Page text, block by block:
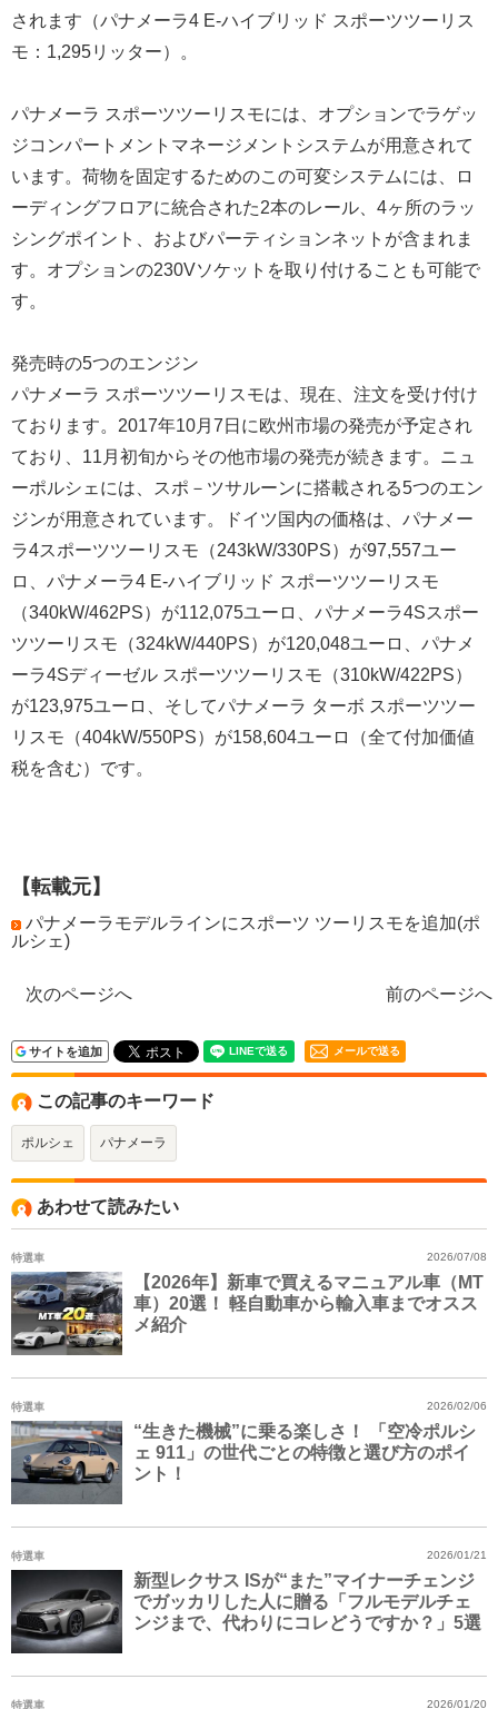
されます（パナメーラ4 E-ハイブリッド スポーツツーリス
モ：1,295リッター）。
パナメーラ スポーツツーリスモには、オプションでラゲッ
ジコンパートメントマネージメントシステムが用意されて
います。荷物を固定するためのこの可変システムには、ロ
ーディングフロアに統合された2本のレール、4ヶ所のラッ
シングポイント、およびパーティションネットが含まれま
す。オプションの230Vソケットを取り付けることも可能で
す。
発売時の5つのエンジン
パナメーラ スポーツツーリスモは、現在、注文を受け付け
ております。2017年10月7日に欧州市場の発売が予定され
ており、11月初旬からその他市場の発売が続きます。ニュ
ーポルシェには、スポ－ツサルーンに搭載される5つのエン
ジンが用意されています。ドイツ国内の価格は、パナメー
ラ4スポーツツーリスモ（243kW/330PS）が97,557ユー
ロ、パナメーラ4 E-ハイブリッド スポーツツーリスモ
（340kW/462PS）が112,075ユーロ、パナメーラ4Sスポー
ツツーリスモ（324kW/440PS）が120,048ユーロ、パナメ
ーラ4Sディーゼル スポーツツーリスモ（310kW/422PS）
が123,975ユーロ、そしてパナメーラ ターボ スポーツツー
リスモ（404kW/550PS）が158,604ユーロ（全て付加価値
税を含む）です。
【転載元】
パナメーラモデルラインにスポーツ ツーリスモを追加(ポ
ルシェ)
次のページへ 前のページへ
サイトを追加 メールで送る
この記事のキーワード
ポルシェ パナメーラ
あわせて読みたい
特選車
【2026年】新車で買えるマニュアル車（MT
車）20選！ 軽自動車から輸入車までオスス
メ紹介
2026/07/08
特選車
“生きた機械”に乗る楽しさ！ 「空冷ポルシ
ェ 911」の世代ごとの特徴と選び方のポイ
ント！
2026/02/06
特選車
新型レクサス ISが“また”マイナーチェンジ
でガッカリした人に贈る「フルモデルチェ
ンジまで、代わりにコレどうですか？」5選
2026/01/21
特選車 2026/01/20